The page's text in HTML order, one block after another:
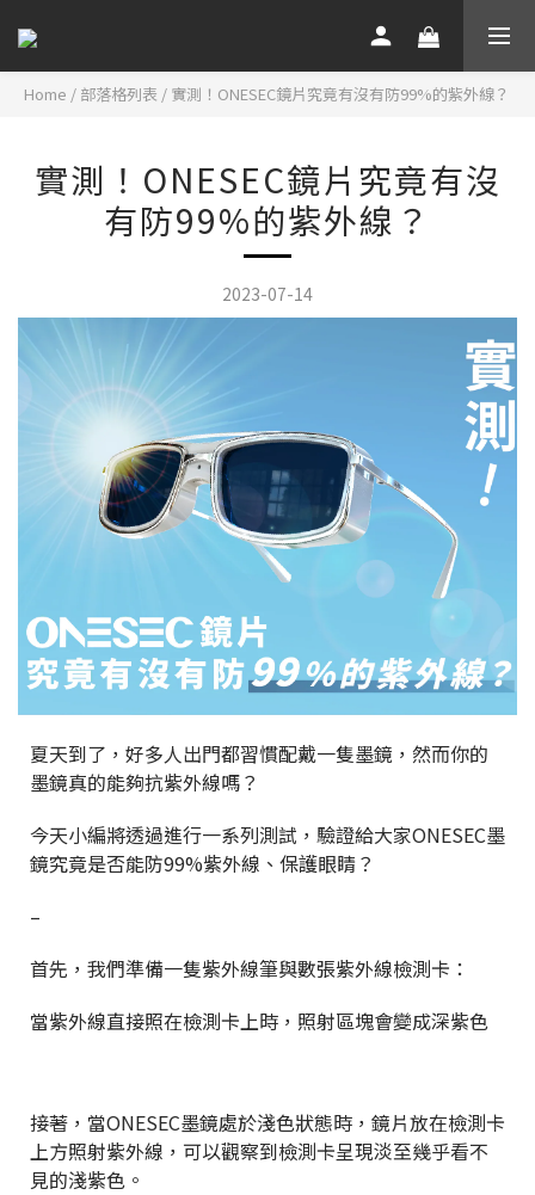
Home / 部落格列表 / 實測！ONESEC鏡片究竟有沒有防99%的紫外線？
實測！ONESEC鏡片究竟有沒
有防99%的紫外線？
2023-07-14
夏天到了，好多人出門都習慣配戴一隻墨鏡，然而你的
墨鏡真的能夠抗紫外線嗎？
今天小編將透過進行一系列測試，驗證給大家ONESEC墨
鏡究竟是否能防99%紫外線、保護眼睛？
–
首先，我們準備一隻紫外線筆與數張紫外線檢測卡：
當紫外線直接照在檢測卡上時，照射區塊會變成深紫色
接著，當ONESEC墨鏡處於淺色狀態時，鏡片放在檢測卡
上方照射紫外線，可以觀察到檢測卡呈現淡至幾乎看不
見的淺紫色。